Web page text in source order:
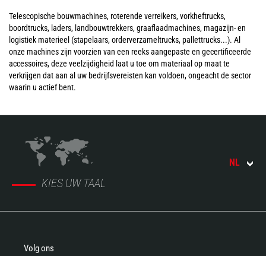
Telescopische bouwmachines, roterende verreikers, vorkheftrucks,
boordtrucks, laders, landbouwtrekkers, graaflaadmachines, magazijn- en
logistiek materieel (stapelaars, orderverzameltrucks, pallettrucks...). Al
onze machines zijn voorzien van een reeks aangepaste en gecertificeerde
accessoires, deze veelzijdigheid laat u toe om materiaal op maat te
verkrijgen dat aan al uw bedrijfsvereisten kan voldoen, ongeacht de sector
waarin u actief bent.
KIES UW TAAL
NL
Volg ons